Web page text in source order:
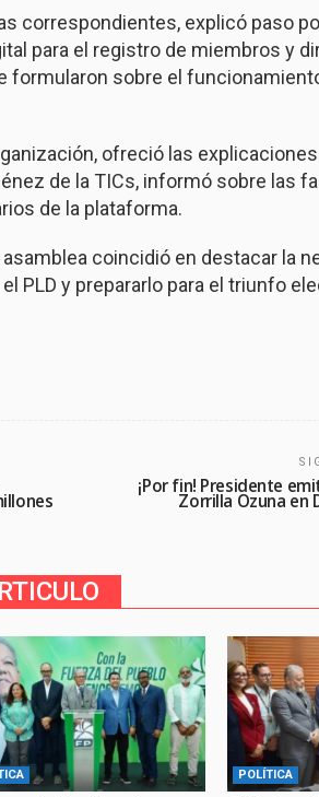
correspondientes, explicó paso
para el registro de miembros y
formularon sobre el
ofreció las
de la TICs, informó sobre las
de la plataforma.
coincidió en destacar la
PLD y prepararlo para el triunfo
¡Por fin! Presidente
Zorrilla Ozuna en
POLÍTICA